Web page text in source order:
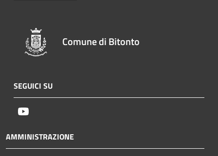
Comune di Bitonto
SEGUICI SU
AMMINISTRAZIONE